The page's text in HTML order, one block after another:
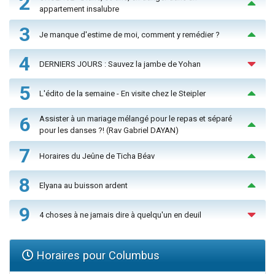
appartement insalubre
3 Je manque d'estime de moi, comment y remédier ?
4 DERNIERS JOURS : Sauvez la jambe de Yohan
5 L'édito de la semaine - En visite chez le Steipler
6
Assister à un mariage mélangé pour le repas et séparé
pour les danses ?! (Rav Gabriel DAYAN)
7 Horaires du Jeûne de Ticha Béav
8 Elyana au buisson ardent
9 4 choses à ne jamais dire à quelqu'un en deuil
Horaires pour Columbus